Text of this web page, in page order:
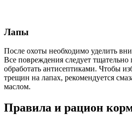
Лапы
После охоты необходимо уделить
Все повреждения следует
обработать антисептиками. Чтобы
трещин на лапах, рекомендуется
маслом.
Правила и рацион